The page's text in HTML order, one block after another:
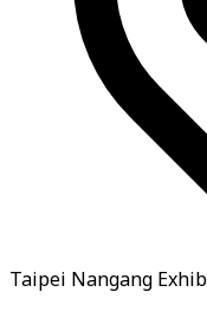
Taipei Nangang